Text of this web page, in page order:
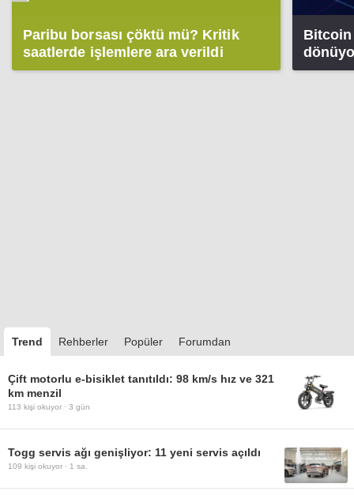
Paribu borsası çöktü mü? Kritik
saatlerde işlemlere ara verildi
Bitcoin
Trend Rehberler Popüler Forumdan
Çift motorlu e-bisiklet tanıtıldı: 98 km/s hız ve 321
km menzil
113 kişi okuyor · 3 gün
Togg servis ağı genişliyor: 11 yeni servis açıldı
109 kişi okuyor · 1 sa.